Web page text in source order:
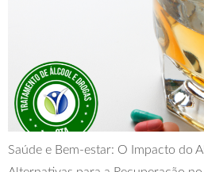
Saúde e Bem-estar: O Impacto do